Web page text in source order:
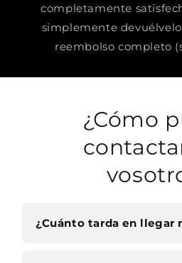
completamente
simplemente
reembolso completo
¿Cómo
¿Cuánto tarda en llegar